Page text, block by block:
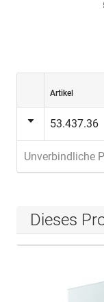
Artikel
53.437.36
Unverbindliche
Dieses